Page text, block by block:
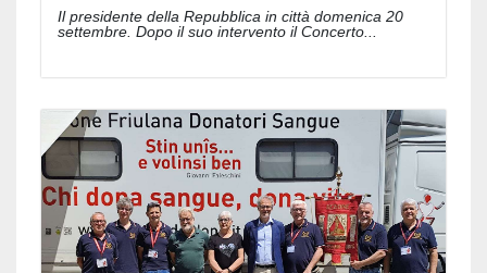
Il presidente della Repubblica in città domenica 20
settembre. Dopo il suo intervento il Concerto...